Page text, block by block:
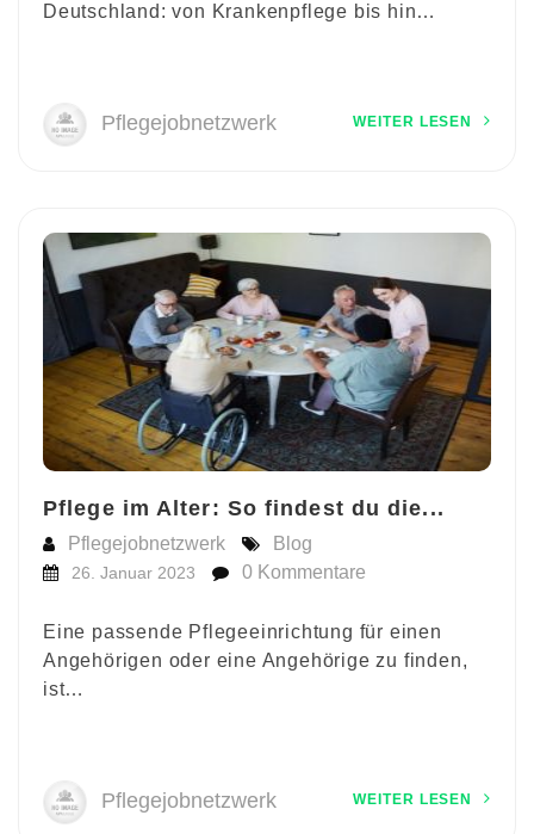
Deutschland: von Krankenpflege bis hin…
Pflegejobnetzwerk WEITER LESEN
Pflege im Alter: So findest du die...
Pflegejobnetzwerk Blog
26. Januar 2023 0 Kommentare
Eine passende Pflegeeinrichtung für einen
Angehörigen oder eine Angehörige zu finden,
ist…
Pflegejobnetzwerk WEITER LESEN